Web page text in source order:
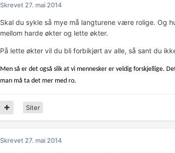
Skrevet 27. mai 2014
Skal du sykle så mye må langturene være rolige. Og
mellom harde økter og lette økter.
På lette økter vil du bli forbikjørt av alle, så sant du
Men så er det også slik at vi mennesker er veldig forskjellige.
man må ta det mer med ro.
Siter
Skrevet 27. mai 2014